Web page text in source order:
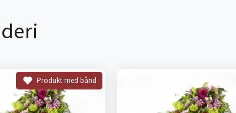
Produkt med bånd